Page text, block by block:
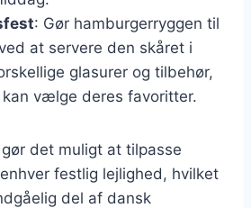
: Gør hamburgerryggen til
at servere den skåret i
glasurer og tilbehør,
vælge deres favoritter.
det muligt at tilpasse
festlig lejlighed, hvilket
del af dansk